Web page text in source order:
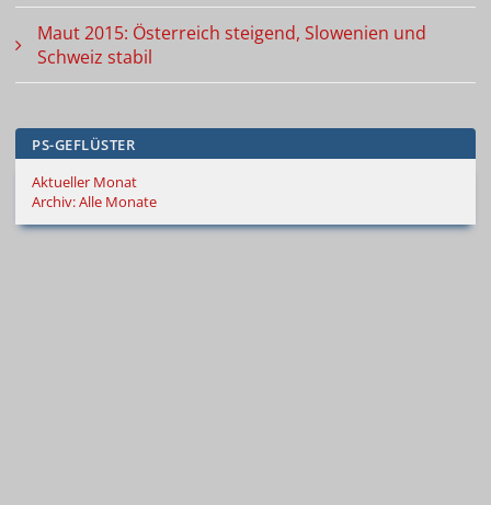
Maut 2015: Österreich steigend, Slowenien und
Schweiz stabil
PS-GEFLÜSTER
Aktueller Monat
Archiv: Alle Monate